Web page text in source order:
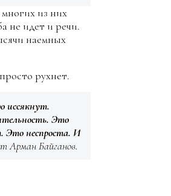
из них
не идет и речи.
наемных
рухнет.
иссякнут.
Это
Это неспроста. И
Арман Байганов.